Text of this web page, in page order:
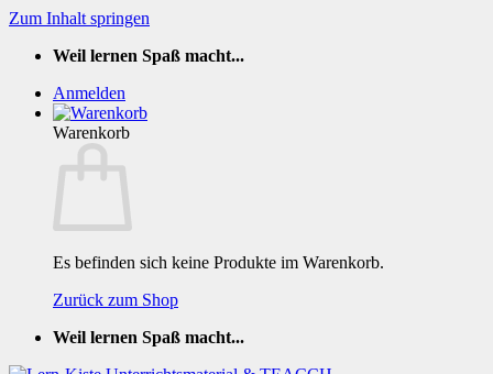
Zum Inhalt springen
Weil lernen Spaß macht...
Anmelden
Warenkorb
Es befinden sich keine Produkte im Warenkorb.
Zurück zum Shop
Weil lernen Spaß macht...